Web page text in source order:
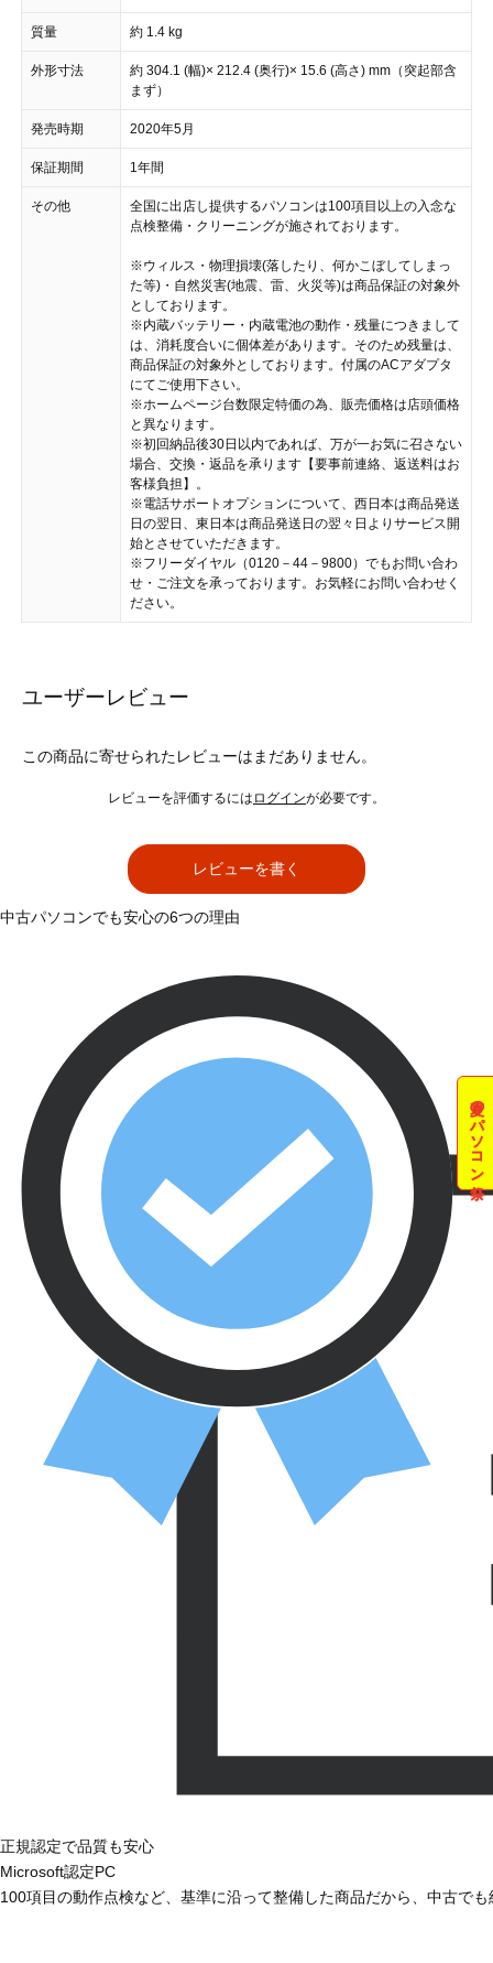
質量 約 1.4 kg
外形寸法
約 304.1 (幅)× 212.4 (奥行)× 15.6 (高さ) mm（突起部含
まず）
発売時期 2020年5月
保証期間 1年間
その他
全国に出店し提供するパソコンは100項目以上の入念な
点検整備・クリーニングが施されております。
※ウィルス・物理損壊(落したり、何かこぼしてしまっ
た等)・自然災害(地震、雷、火災等)は商品保証の対象外
としております。
※内蔵バッテリー・内蔵電池の動作・残量につきまして
は、消耗度合いに個体差があります。そのため残量は、
商品保証の対象外としております。付属のACアダプタ
にてご使用下さい。
※ホームページ台数限定特価の為、販売価格は店頭価格
と異なります。
※初回納品後30日以内であれば、万が一お気に召さない
場合、交換・返品を承ります【要事前連絡、返送料はお
客様負担】。
※電話サポートオプションについて、西日本は商品発送
日の翌日、東日本は商品発送日の翌々日よりサービス開
始とさせていただきます。
※フリーダイヤル（0120－44－9800）でもお問い合わ
せ・ご注文を承っております。お気軽にお問い合わせく
ださい。
ユーザーレビュー
この商品に寄せられたレビューはまだありません。
レビューを評価するには ログインが必要です。
レビューを書く
夏のパソコン祭
中古パソコンでも安心の6つの理由
正規認定で品質も安心
Microsoft認定PC
100項目の動作点検など、基準に沿って整備した商品だから、中古で